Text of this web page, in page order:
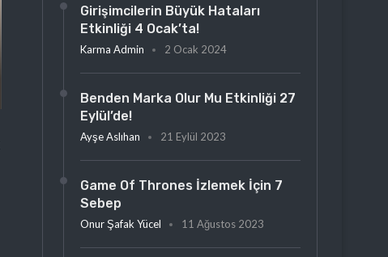
Girişimcilerin Büyük Hataları
Etkinliği 4 Ocak’ta!
Karma Admin 2 Ocak 2024
Benden Marka Olur Mu Etkinliği 27
Eylül’de!
Ayşe Aslıhan 21 Eylül 2023
Game Of Thrones İzlemek İçin 7
Sebep
Onur Şafak Yücel 11 Ağustos 2023